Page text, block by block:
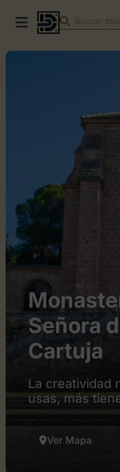
Buscar
Señora
Cartuja
La creatividad
usas, más
Ver Mapa